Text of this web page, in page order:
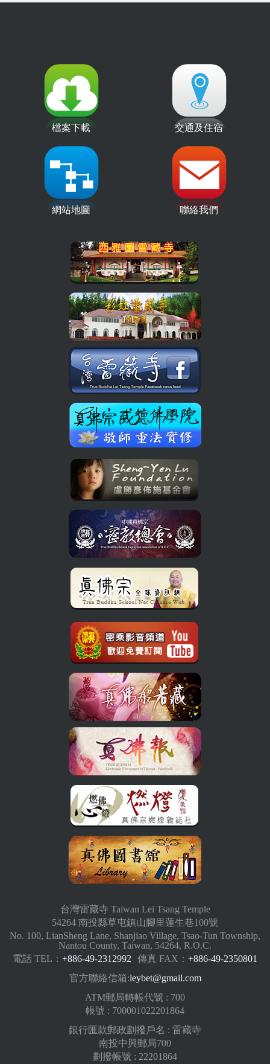
檔案下載 交通及住宿
網站地圖 聯絡我們
台灣雷藏寺 Taiwan Lei Tsang Temple
54264 南投縣草屯鎮山腳里蓮生巷100號
No. 100, LianSheng Lane, Shanjiao Village, Tsao-Tun Township,
Nantou County, Taiwan, 54264, R.O.C.
電話 TEL： +886-49-2312992 傳真 FAX： +886-49-2350801
官方聯絡信箱:leybet@gmail.com
ATM郵局轉帳代號 : 700
帳號 : 700001022201864
銀行匯款郵政劃撥戶名 : 雷藏寺
南投中興郵局700
劃撥帳號 : 22201864